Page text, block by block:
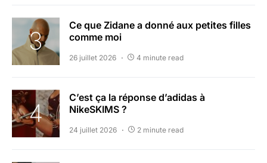
Ce que Zidane a donné aux petites filles
comme moi
26 juillet 2026 4 minute read
C’est ça la réponse d’adidas à
NikeSKIMS ?
24 juillet 2026 2 minute read